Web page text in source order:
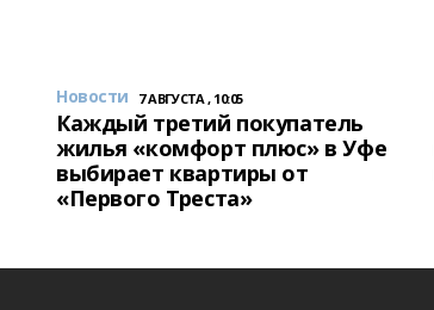
Новости 7 АВГУСТА , 10:05
Каждый третий покупатель
жилья «комфорт плюс» в Уфе
выбирает квартиры от
«Первого Треста»